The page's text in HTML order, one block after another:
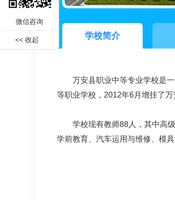
学校简介
万安县职业中等专业学校是
等职业学校，2012年6月增挂了
学校现有教师88人，其中高
学前教育、汽车运用与维修、模
微信咨询
<< 收起